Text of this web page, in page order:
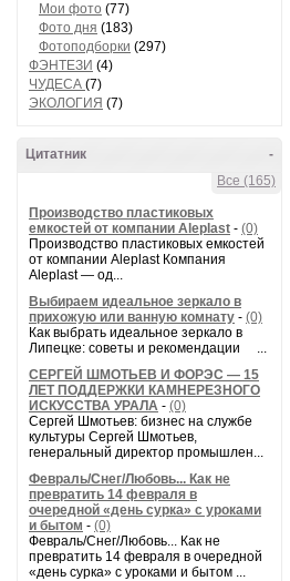
Мои фото (77)
Фото дня (183)
Фотоподборки (297)
ФЭНТЕЗИ (4)
ЧУДЕСА (7)
ЭКОЛОГИЯ (7)
-
Цитатник
Все (165)
Производство пластиковых
емкостей от компании Aleplast - (0)
Производство пластиковых емкостей
от компании Aleplast Компания
Aleplast — од...
Выбираем идеальное зеркало в
прихожую или ванную комнату - (0)
Как выбрать идеальное зеркало в
Липецке: советы и рекомендации ...
СЕРГЕЙ ШМОТЬЕВ И ФОРЭС — 15
ЛЕТ ПОДДЕРЖКИ КАМНЕРЕЗНОГО
ИСКУССТВА УРАЛА - (0)
Сергей Шмотьев: бизнес на службе
культуры Сергей Шмотьев,
генеральный директор промышлен...
Февраль/Снег/Любовь... Как не
превратить 14 февраля в
очередной «день сурка» с уроками
и бытом - (0)
Февраль/Снег/Любовь... Как не
превратить 14 февраля в очередной
«день сурка» с уроками и бытом ...